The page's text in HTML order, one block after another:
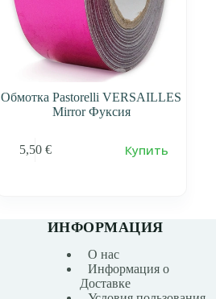
Обмотка Pastorelli VERSAILLES
Mirror Фуксия
5,50 € Купить
ИНФОРМАЦИЯ
О нас
Информация о
Доставке